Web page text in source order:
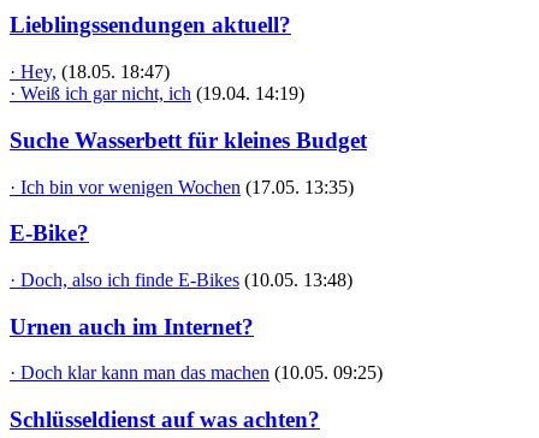
Lieblingssendungen aktuell?
· Hey, (18.05. 18:47)
· Weiß ich gar nicht, ich (19.04. 14:19)
Suche Wasserbett für kleines Budget
· Ich bin vor wenigen Wochen (17.05. 13:35)
E-Bike?
· Doch, also ich finde E-Bikes (10.05. 13:48)
Urnen auch im Internet?
· Doch klar kann man das machen (10.05. 09:25)
Schlüsseldienst auf was achten?